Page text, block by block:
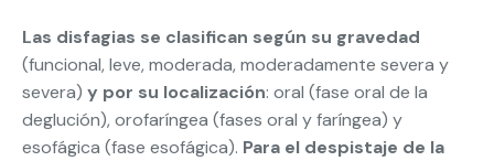
Las disfagias se clasifican según su gravedad
(funcional, leve, moderada, moderadamente severa y
severa) y por su localización: oral (fase oral de la
deglución), orofaríngea (fases oral y faríngea) y
esofágica (fase esofágica). Para el despistaje de la